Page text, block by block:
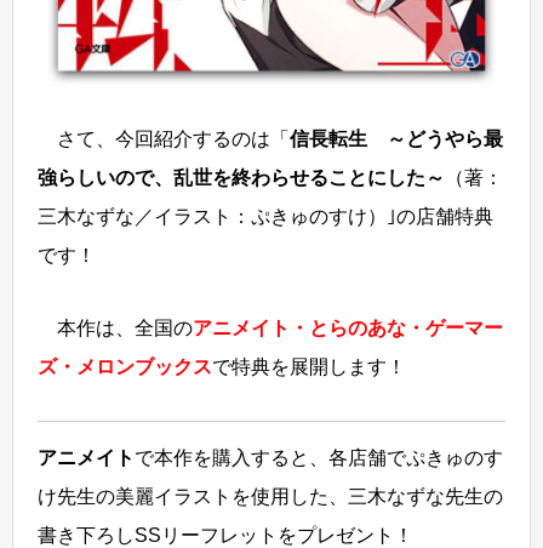
さて、今回紹介するのは「 信長転生 ～どうやら最
強らしいので、乱世を終わらせることにした～
（著：
三木なずな／イラスト：ぷきゅのすけ）｣の店舗特典
です！
本作は、全国のアニメイト・とらのあな・ゲーマー
ズ・メロンブックスで特典を展開します！
アニメイト で本作を購入すると、各店舗でぷきゅのす
け先生の美麗イラストを使用した、三木なずな先生の
書き下ろしSSリーフレットをプレゼント！